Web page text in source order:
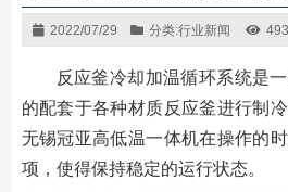
2022/07/29 分类:行业新闻 493
反应釜冷却加温循环系统是
的配套于各种材质反应釜进行制
无锡冠亚高低温一体机在操作的
项，使得保持稳定的运行状态。